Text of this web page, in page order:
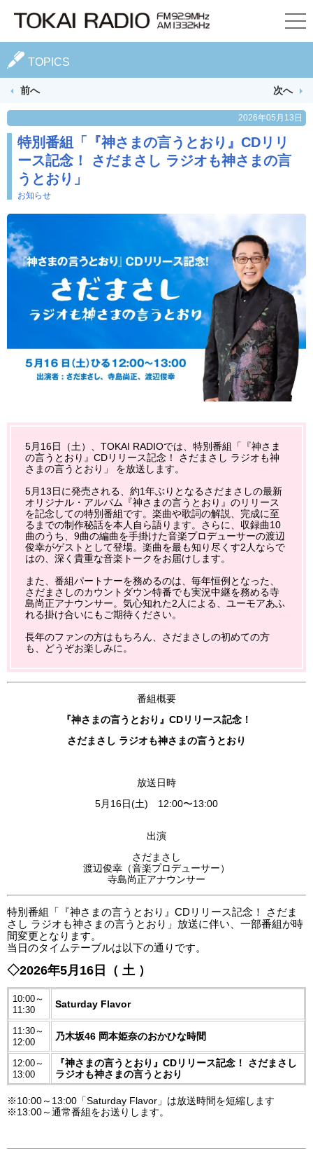
TOPICS
前へ 次へ
2026年05月13日
特別番組「『神さまの言うとおり』CDリリ
ース記念！ さだまさし ラジオも神さまの言
うとおり」
お知らせ
5月16日（土）、TOKAI RADIOでは、特別番組「『神さま
の言うとおり』CDリリース記念！ さだまさし ラジオも神
さまの言うとおり」 を放送します。
5月13日に発売される、約1年ぶりとなるさだまさしの最新
オリジナル・アルバム『神さまの言うとおり』のリリース
を記念しての特別番組です。楽曲や歌詞の解説、完成に至
るまでの制作秘話を本人自ら語ります。さらに、収録曲10
曲のうち、9曲の編曲を手掛けた音楽プロデューサーの渡辺
俊幸がゲストとして登場。楽曲を最も知り尽くす2人ならで
はの、深く貴重な音楽トークをお届けします。
また、番組パートナーを務めるのは、毎年恒例となった、
さだまさしのカウントダウン特番でも実況中継を務める寺
島尚正アナウンサー。気心知れた2人による、ユーモアあふ
れる掛け合いにもご期待ください。
長年のファンの方はもちろん、さだまさしの初めての方
も、どうぞお楽しみに。
番組概要
『神さまの言うとおり』CDリリース記念！
さだまさし ラジオも神さまの言うとおり
放送日時
5月16日(土) 12:00〜13:00
出演
さだまさし
渡辺俊幸（音楽プロデューサー）
寺島尚正アナウンサー
特別番組「『神さまの言うとおり』CDリリース記念！ さだま
さし ラジオも神さまの言うとおり」放送に伴い、一部番組が時
間変更となります。
当日のタイムテーブルは以下の通りです。
◇2026年5月16日（ 土 ）
10:00～
11:30
Saturday Flavor
11:30～
12:00
乃木坂46 岡本姫奈のおかひな時間
12:00～
13:00
『神さまの言うとおり』CDリリース記念！ さだまさし
ラジオも神さまの言うとおり
※10:00～13:00「Saturday Flavor」は放送時間を短縮します
※13:00～通常番組をお送りします。